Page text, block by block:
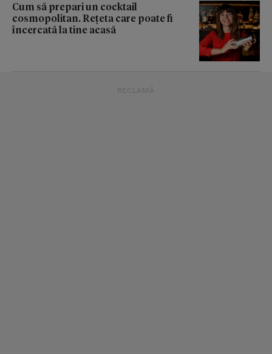
Cum să prepari un cocktail
cosmopolitan. Rețeta care poate fi
încercată la tine acasă
RECLAMĂ